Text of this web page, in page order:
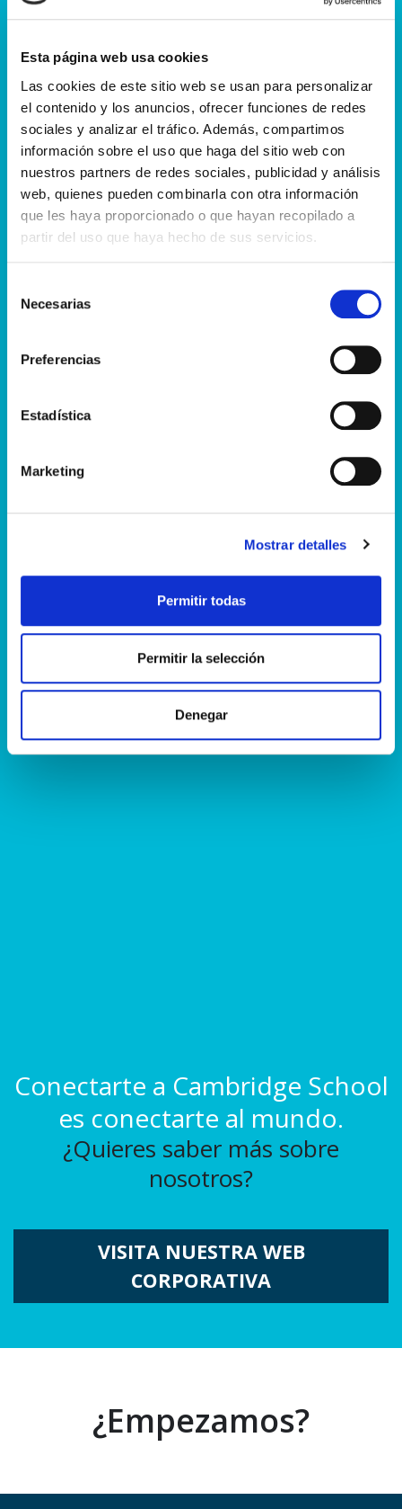
Esta página web usa cookies
Las cookies de este sitio web se usan para personalizar
el contenido y los anuncios, ofrecer funciones de redes
sociales y analizar el tráfico. Además, compartimos
información sobre el uso que haga del sitio web con
nuestros partners de redes sociales, publicidad y análisis
web, quienes pueden combinarla con otra información
que les haya proporcionado o que hayan recopilado a
partir del uso que haya hecho de sus servicios.
Necesarias
Preferencias
Estadística
Marketing
Mostrar detalles
Permitir todas
Permitir la selección
Denegar
Conectarte a Cambridge School
es conectarte al mundo.
¿Quieres saber más sobre
nosotros?
VISITA NUESTRA WEB
CORPORATIVA
¿Empezamos?